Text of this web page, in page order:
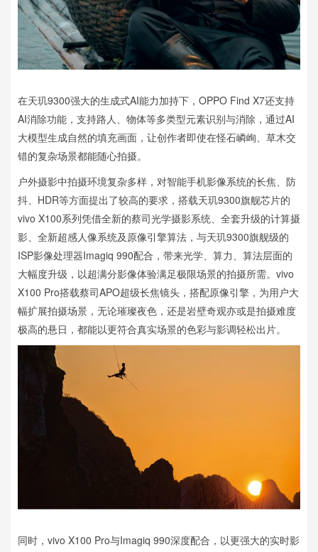
在天玑9300强大的生成式AI能力加持下，OPPO Find X7还支持
AI消除功能，支持路人、物体等多类型元素识别与消除，通过AI
大模型生成自然的填充画面，让创作者即使在怪石嶙峋、草木交
错的复杂场景都能随心拍摄。
户外摄影中拍摄环境复杂多样，对智能手机影像系统的长焦、防
抖、HDR等方面提出了较高的要求，搭载天玑9300旗舰芯片的
vivo X100系列凭借全新的蔡司光学摄影系统、全套升级的计算摄
影、全新超感人像系统及原像引擎算法，与天玑9300旗舰级的
ISP影像处理器Imagiq 990配合，带来光学、算力、算法层面的
大幅度升级，以超满分影像体验满足极限场景的拍摄所需。vivo
X100 Pro搭载蔡司APO超级长焦镜头，搭配原像引擎，为用户大
幅扩展拍摄场景，无论璀璨夜色，还是岩壁奇观亦或是拍摄难度
极高的悬日，都能以更符合真实场景的色彩与影调轻松出片。
同时，vivo X100 Pro与Imagiq 990深度配合，以更强大的实时影